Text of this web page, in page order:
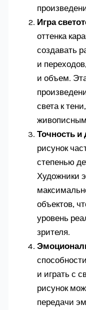
Игра
оттенка
создавать
и
и объем.
света к
Точность и
рисунок
степенью
Художники
объектов,
уровень
зрителя.
и играть с
рисунок
передачи